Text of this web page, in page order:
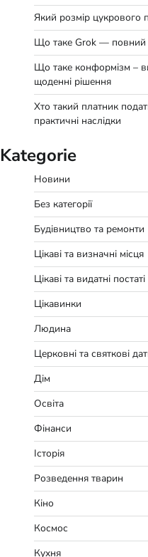
Який розмір цукрового
Що таке Grok — повний
Що таке конформізм –
щоденні рішення
Хто такий платник
практичні наслідки
Kategorie
Новини
Без категорії
Будівництво та ремонти
Цікаві та визначні місця
Цікаві та видатні постаті
Цікавинки
Людина
Церковні та святкові
Дім
Освіта
Фінанси
Історія
Розведення тварин
Кіно
Космос
Кухня